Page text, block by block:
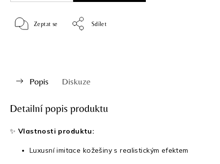
Zeptat se Sdílet
Popis Diskuze
Detailní popis produktu
✨ Vlastnosti produktu:
Luxusní imitace kožešiny s realistickým efektem